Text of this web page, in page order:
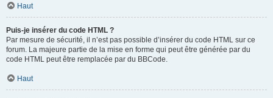
Haut
Puis-je insérer du code HTML ?
Par mesure de sécurité, il n’est pas possible d’insérer du code HTML sur ce
forum. La majeure partie de la mise en forme qui peut être générée par du
code HTML peut être remplacée par du BBCode.
Haut